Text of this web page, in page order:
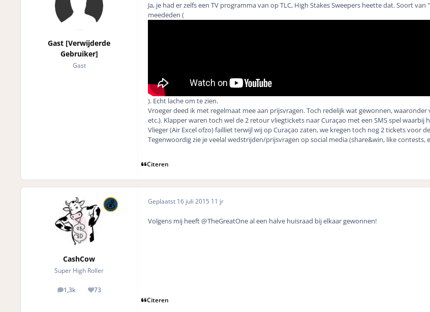
Gast [Verwijderde
Gebruiker]
Gast
Ja, je had er zelfs een TV programma van op TLC, High Stakes Sweepers heette dat. Soort
meededen (
). Echt lache om te zien.
Vroeger deed ik met regelmaat mee aan prijsvragen. Toch redelijk wat gewonnen,
etc.). Klapper waren toch wel de 2 retour vliegtickets naar Curaçao met een SMS spel
Vlieger (Air Excel ofzo) failliet terwijl wij op Curaçao zaten, we kregen toch nog 2 tickets voor
Tegenwoordig zie je veelal wedstrijden/prijsvragen op social media (share&win, like contests,
Citeren
CashCow
Super High Roller
1,3k
posts 73
Reputation
Geplaatst 16 juli 2015 11 jr
Volgens mij heeft @TheGreatOne al een halve huisraad bij elkaar gewonnen!
Citeren